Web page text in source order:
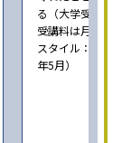
る（大学受験で
受講料は月
スタイル：個別
年5月）